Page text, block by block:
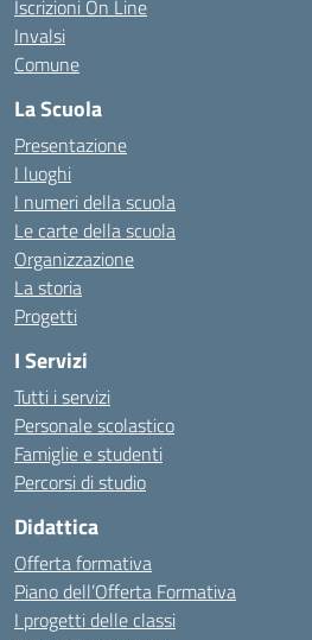
Iscrizioni On Line
Invalsi
Comune
La Scuola
Presentazione
I luoghi
I numeri della scuola
Le carte della scuola
Organizzazione
La storia
Progetti
I Servizi
Tutti i servizi
Personale scolastico
Famiglie e studenti
Percorsi di studio
Didattica
Offerta formativa
Piano dell’Offerta Formativa
I progetti delle classi